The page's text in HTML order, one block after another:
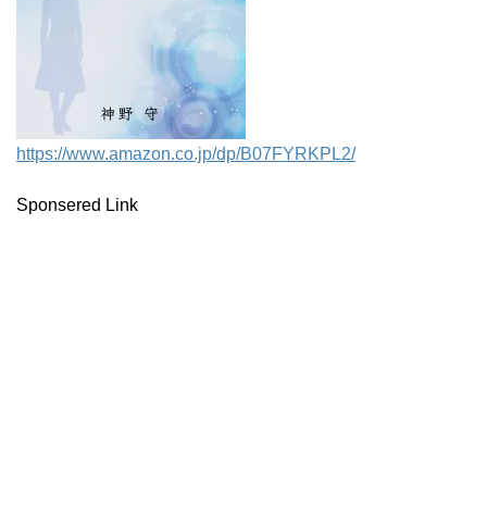
https://www.amazon.co.jp/dp/B07FYRKPL2/
Sponsered Link